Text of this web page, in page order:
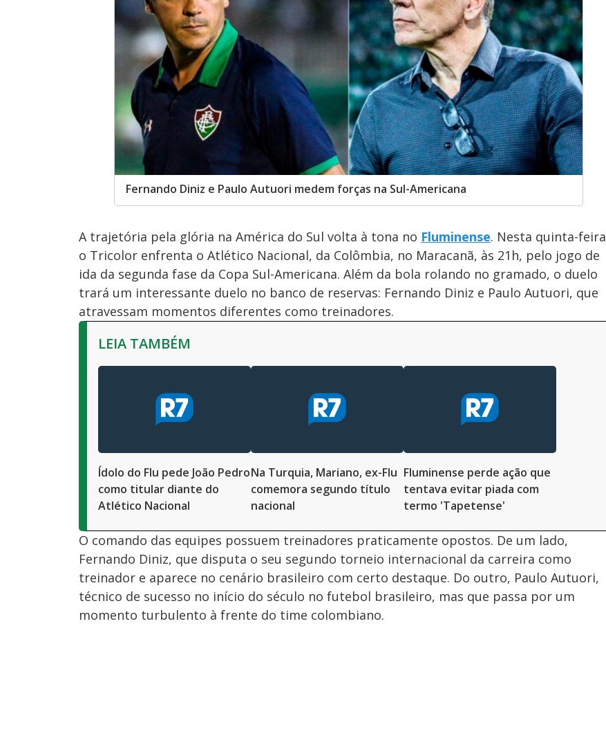
Fernando Diniz e Paulo Autuori medem forças na Sul-Americana
A trajetória pela glória na América do Sul volta à tona no Fluminense. Nesta quinta-
o Tricolor enfrenta o Atlético Nacional, da Colômbia, no Maracanã, às 21h, pelo jogo de
ida da segunda fase da Copa Sul-Americana. Além da bola rolando no gramado, o duelo
trará um interessante duelo no banco de reservas: Fernando Diniz e Paulo Autuori, que
atravessam momentos diferentes como treinadores.
LEIA TAMBÉM
Ídolo do Flu pede João Pedro
como titular diante do
Atlético Nacional
Na Turquia, Mariano, ex-Flu
comemora segundo título
nacional
Fluminense perde ação que
tentava evitar piada com
termo 'Tapetense'
O comando das equipes possuem treinadores praticamente opostos. De um lado,
Fernando Diniz, que disputa o seu segundo torneio internacional da carreira como
treinador e aparece no cenário brasileiro com certo destaque. Do outro, Paulo Autuori,
técnico de sucesso no início do século no futebol brasileiro, mas que passa por um
momento turbulento à frente do time colombiano.